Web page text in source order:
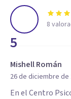
5
8
Mishell Román
26 de diciembre de
En el Centro